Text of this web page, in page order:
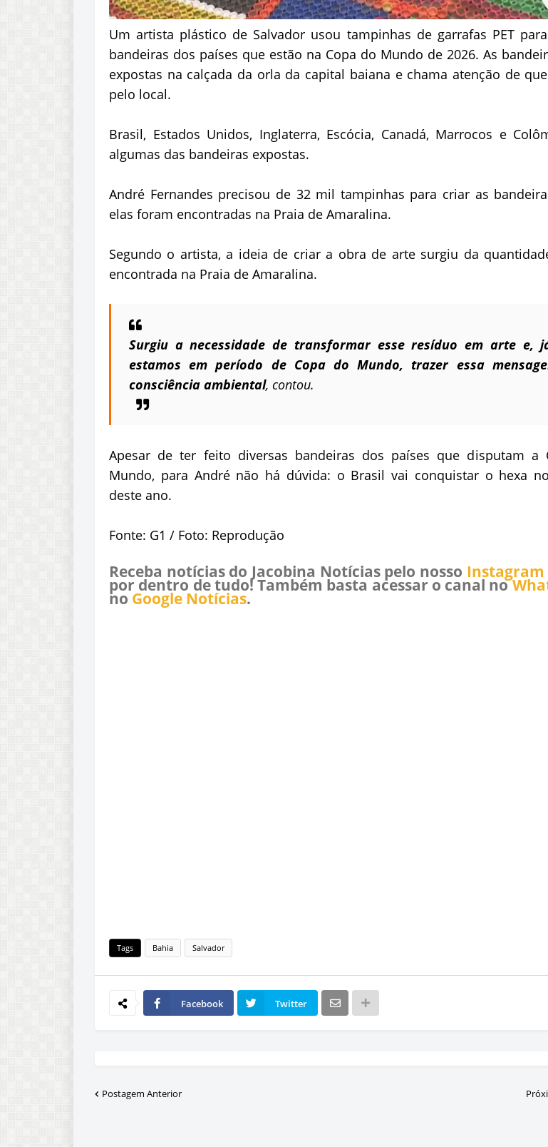
Um artista plástico de Salvador usou tampinhas de garrafas PET
bandeiras dos países que estão na Copa do Mundo de 2026. As
expostas na calçada da orla da capital baiana e chama atenção de
pelo local.
Brasil, Estados Unidos, Inglaterra, Escócia, Canadá, Marrocos e
algumas das bandeiras expostas.
André Fernandes precisou de 32 mil tampinhas para criar as
elas foram encontradas na Praia de Amaralina.
Segundo o artista, a ideia de criar a obra de arte surgiu da
encontrada na Praia de Amaralina.
Surgiu a necessidade de transformar esse resíduo em arte e,
estamos em período de Copa do Mundo, trazer essa
consciência ambiental, contou.
Apesar de ter feito diversas bandeiras dos países que disputam a
Mundo, para André não há dúvida: o Brasil vai conquistar o hexa
deste ano.
Fonte: G1 / Foto: Reprodução
Receba notícias do Jacobina Notícias pelo nosso Instagram
por dentro de tudo! Também basta acessar o canal no
no Google Notícias.
Tags Bahia Salvador
Facebook Twitter
Postagem Anterior